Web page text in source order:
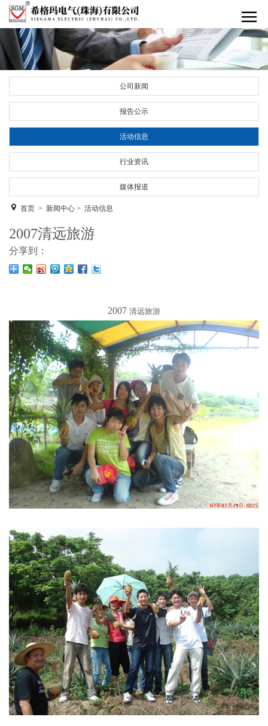
公司新闻
报告公示
活动信息
行业资讯
媒体报道
首页 > 新闻中心 > 活动信息
2007清远旅游
分享到：
2007 清远旅游